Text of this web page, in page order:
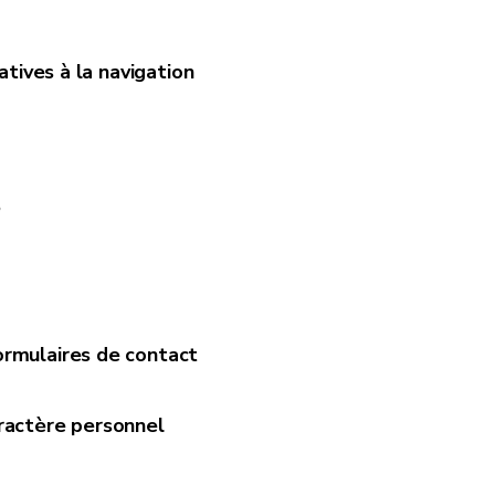
à la navigation
octets. Par exemple une adresse IP complète comme
le site et/ou les fichiers téléchargés
de contact
personnel